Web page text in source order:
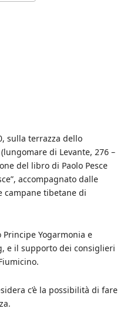
sulla terrazza dello
di Levante, 276 –
del libro di Paolo Pesce
accompagnato dalle
campane tibetane di
Principe Yogarmonia e
e il supporto dei consiglieri
c’è la possibilità di fare